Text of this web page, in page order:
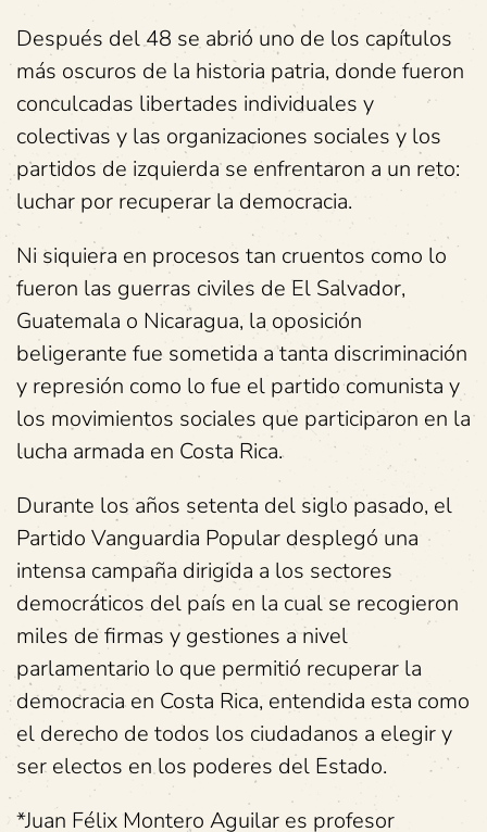
Después del 48 se abrió uno de los capítulos
más oscuros de la historia patria, donde fueron
conculcadas libertades individuales y
colectivas y las organizaciones sociales y los
partidos de izquierda se enfrentaron a un reto:
luchar por recuperar la democracia.
Ni siquiera en procesos tan cruentos como lo
fueron las guerras civiles de El Salvador,
Guatemala o Nicaragua, la oposición
beligerante fue sometida a tanta discriminación
y represión como lo fue el partido comunista y
los movimientos sociales que participaron en la
lucha armada en Costa Rica.
Durante los años setenta del siglo pasado, el
Partido Vanguardia Popular desplegó una
intensa campaña dirigida a los sectores
democráticos del país en la cual se recogieron
miles de firmas y gestiones a nivel
parlamentario lo que permitió recuperar la
democracia en Costa Rica, entendida esta como
el derecho de todos los ciudadanos a elegir y
ser electos en los poderes del Estado.
*Juan Félix Montero Aguilar es profesor